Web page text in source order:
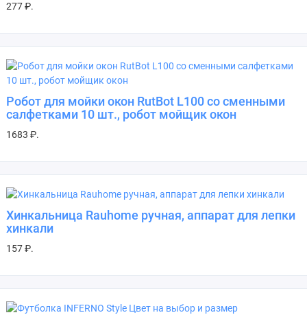
277 ₽.
Робот для мойки окон RutBot L100 со сменными
салфетками 10 шт., робот мойщик окон
1683 ₽.
Хинкальница Rauhome ручная, аппарат для лепки
хинкали
157 ₽.